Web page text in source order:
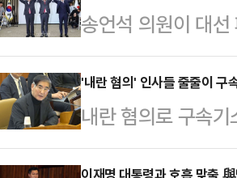
송언석 의원이 대
자리에 선출됐다.
분류되지만, 윤석
보일 것이란 관측
선출하기 위한 의
'내란 혐의' 인사들 줄줄이
내란 혐의로 구속
에서 재판받게 됐